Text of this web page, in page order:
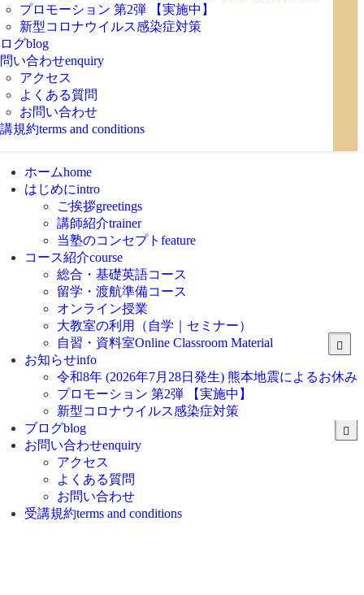
プロモーション 第2弾 【実施中】
新型コロナウイルス感染症対策
グblog
い合わせenquiry
アクセス
よくある質問
お問い合わせ
規約terms and conditions
ホームhome
はじめにintro
ご挨拶greetings
講師紹介trainer
当塾のコンセプト feature
コース紹介course
総合・基礎英語コース
留学・渡航準備コース
オンライン授業
大教室の利用（自学｜セミナー）
自習・資料室Online Classroom Material
お知らせinfo
令和8年 (2026年7月28日発生) 熊本地震によるお休み
プロモーション 第2弾 【実施中】
新型コロナウイルス感染症対策
ブログblog
お問い合わせenquiry
アクセス
よくある質問
お問い合わせ
受講規約terms and conditions